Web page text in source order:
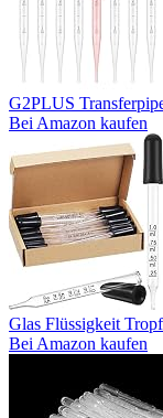
G2PLUS
Bei Amazon kaufen
Glas Flüssigkeit
Bei Amazon kaufen